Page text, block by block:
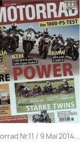
 Vorschau
Nr.11 / 9 Mai 2014...